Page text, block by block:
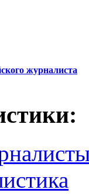
журналиста